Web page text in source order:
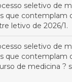
seletivo de
que contemplam
letivo de 2026/1.
seletivo de
que contemplam
de medicina ?